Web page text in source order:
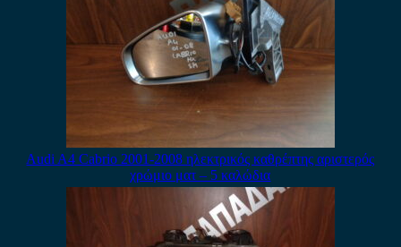
Audi A4 Cabrio 2001-2008 ηλεκτρικός καθρέπτης αριστερός
χρώμιο ματ – 5 καλώδια